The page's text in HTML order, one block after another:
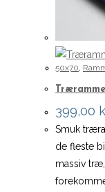
50x70,
Træramme
399,00
Smuk
de fleste
massiv